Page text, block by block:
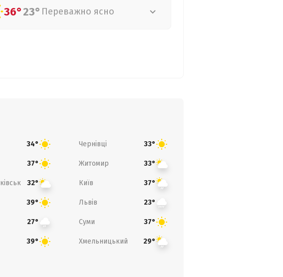
36°23° Переважно ясно
34° Чернівці 33°
37° Житомир 33°
32° Київ 37°
39° Львів 23°
27° Суми 37°
39° Хмельницький 29°